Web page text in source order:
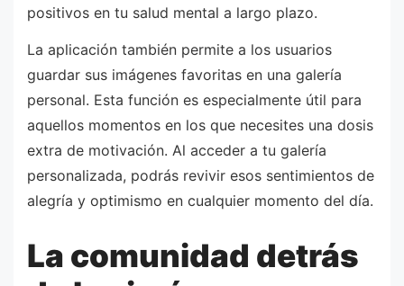
positivos en tu salud mental a largo plazo.
La aplicación también permite a los usuarios
guardar sus imágenes favoritas en una galería
personal. Esta función es especialmente útil para
aquellos momentos en los que necesites una dosis
extra de motivación. Al acceder a tu galería
personalizada, podrás revivir esos sentimientos de
alegría y optimismo en cualquier momento del día.
La comunidad detrás